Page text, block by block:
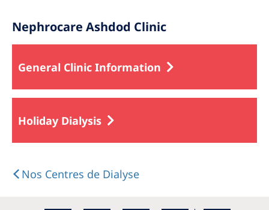
Nephrocare Ashdod Clinic
General Clinic Information
Holiday Dialysis
Nos Centres de Dialyse